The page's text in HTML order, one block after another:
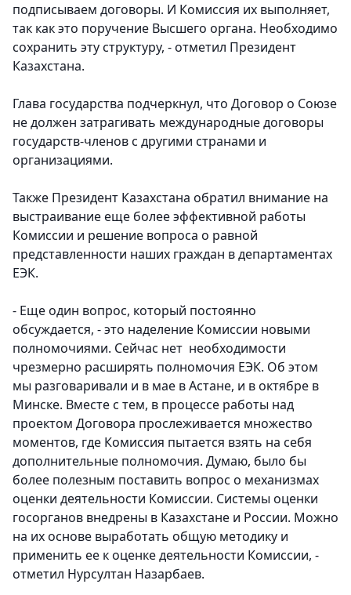
подписываем договоры. И Комиссия их выполняет,
так как это поручение Высшего органа. Необходимо
сохранить эту структуру, - отметил Президент
Казахстана.
Глава государства подчеркнул, что Договор о Союзе
не должен затрагивать международные договоры
государств-членов с другими странами и
организациями.
Также Президент Казахстана обратил внимание на
выстраивание еще более эффективной работы
Комиссии и решение вопроса о равной
представленности наших граждан в департаментах
ЕЭК.
- Еще один вопрос, который постоянно
обсуждается, - это наделение Комиссии новыми
полномочиями. Сейчас нет необходимости
чрезмерно расширять полномочия ЕЭК. Об этом
мы разговаривали и в мае в Астане, и в октябре в
Минске. Вместе с тем, в процессе работы над
проектом Договора прослеживается множество
моментов, где Комиссия пытается взять на себя
дополнительные полномочия. Думаю, было бы
более полезным поставить вопрос о механизмах
оценки деятельности Комиссии. Системы оценки
госорганов внедрены в Казахстане и России. Можно
на их основе выработать общую методику и
применить ее к оценке деятельности Комиссии, -
отметил Нурсултан Назарбаев.